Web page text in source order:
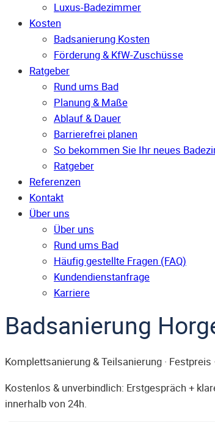
Luxus-Badezimmer
Kosten
Badsanierung Kosten
Förderung & KfW-Zuschüsse
Ratgeber
Rund ums Bad
Planung & Maße
Ablauf & Dauer
Barrierefrei planen
So bekommen Sie Ihr neues
Ratgeber
Referenzen
Kontakt
Über uns
Über uns
Rund ums Bad
Häufig gestellte Fragen (FAQ)
Kunden­dienst­anfrage
Karriere
Badsanierung
Komplettsanierung & Teilsanierung ·
Kostenlos & unverbindlich: Erstgespräch +
innerhalb von 24h.